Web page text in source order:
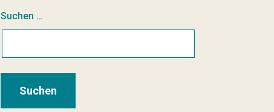
Suchen …